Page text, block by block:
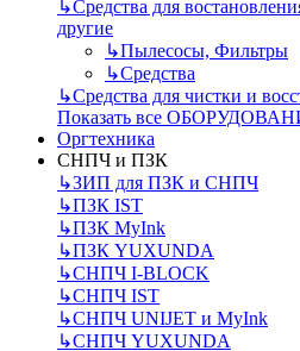
↳Средства для
другие
↳Пылесосы, Фильтры
↳Средства
↳Средства для чистки и
Показать все
Оргтехника
СНПЧ и ПЗК
↳ЗИП для ПЗК и СНПЧ
↳ПЗК IST
↳ПЗК MyInk
↳ПЗК YUXUNDA
↳СНПЧ I-BLOCK
↳СНПЧ IST
↳СНПЧ UNIJET и MyInk
↳СНПЧ YUXUNDA